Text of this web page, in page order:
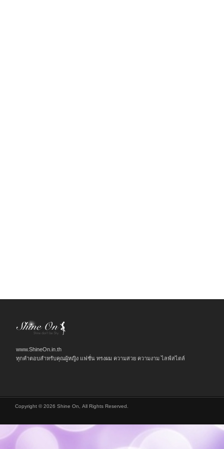
www.ShineOn.in.th
ทุกคำตอบสำหรับคุณผู้หญิง แฟชั่น ทรงผม ความสวย ความงาม ไลฟ์สไตล์
Copyright © 2026 Shine On, All Rights Reserved.